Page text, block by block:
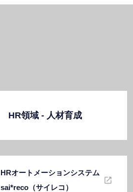
HR領域 - ⼈材育成
HRオートメーションシステム
sai*reco（サイレコ）